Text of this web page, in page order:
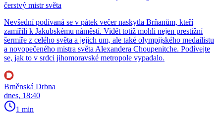
čerstvý mistr světa
Nevšední podívaná se v pátek večer naskytla Brňanům, kteří
zamířili k Jakubskému náměstí. Vidět totiž mohli nejen prestižní
šermíře z celého světa a jejich um, ale také olympijského medailistu
a novopečeného mistra světa Alexandera Choupenitche. Podívejte
se, jak to v srdci jihomoravské metropole vypadalo.
Brněnská Drbna
dnes, 18:40
1 min